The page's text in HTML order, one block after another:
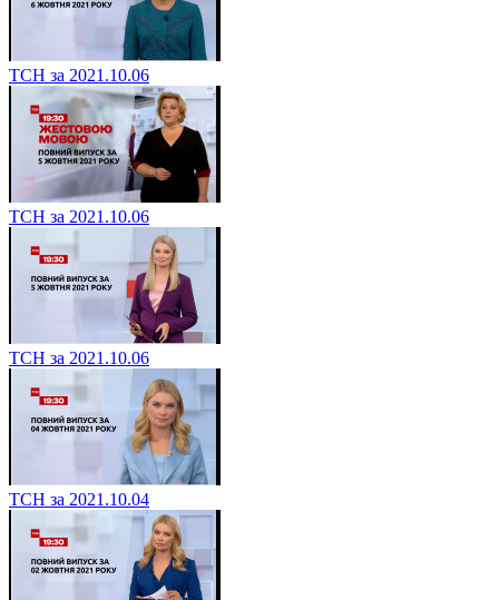
ТСН за 2021.10.06
ТСН за 2021.10.06
ТСН за 2021.10.06
ТСН за 2021.10.04